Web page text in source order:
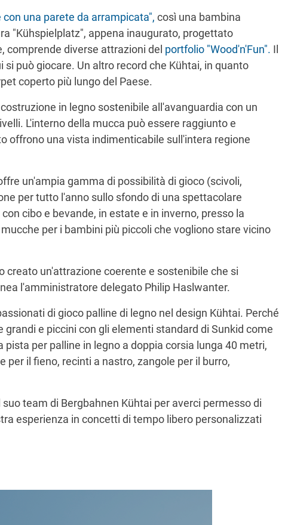
una parete da arrampicata", così una bambina
"Kühspielplatz", appena inaugurato, progettato
comprende diverse attrazioni del portfolio "Wood'n'Fun". Il
può giocare. Un altro record che Kühtai, in quanto
coperto più lungo del Paese.
in legno sostenibile all'avanguardia con un
L'interno della mucca può essere raggiunto e
offrono una vista indimenticabile sull'intera regione
un'ampia gamma di possibilità di gioco (scivoli,
per tutto l'anno sullo sfondo di una spettacolare
cibo e bevande, in estate e in inverno, presso la
per i bambini più piccoli che vogliono stare vicino
un'attrazione coerente e sostenibile che si
l'amministratore delegato Philip Haslwanter.
di gioco palline di legno nel design Kühtai. Perché
e piccini con gli elementi standard di Sunkid come
per palline in legno a doppia corsia lunga 40 metri,
il fieno, recinti a nastro, zangole per il burro,
team di Bergbahnen Kühtai per averci permesso di
esperienza in concetti di tempo libero personalizzati